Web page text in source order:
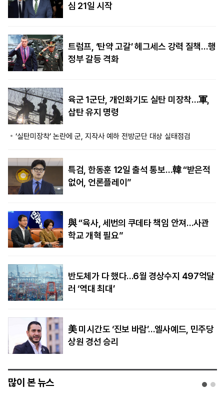
심 21일 시작
트럼프, ‘탄약 고갈’ 헤그세스 강력 질책…행
정부 갈등 격화
육군 1군단, 개인화기도 실탄 미장착…軍,
삽탄 유지 명령
‘실탄미장착’ 논란에 군, 지작사 예하 전방군단 대상 실태점검
특검, 한동훈 12일 출석 통보…韓 “받은적
없어, 언론플레이”
與 “육사, 세번의 쿠데타 책임 안져…사관
학교 개혁 필요”
반도체가 다 했다…6월 경상수지 497억달
러 ‘역대 최대’
美 미시간도 ‘진보 바람’…엘사예드, 민주당
상원 경선 승리
많이 본 뉴스